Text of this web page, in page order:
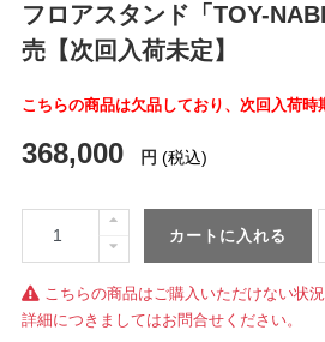
フロアスタンド「TOY-
売【次回入荷未定】
こちらの商品は欠品しており、次回入荷時
368,000 円 (税込)
カートに入れる
こちらの商品はご購入いただけない状況
詳細につきましてはお問合せください。